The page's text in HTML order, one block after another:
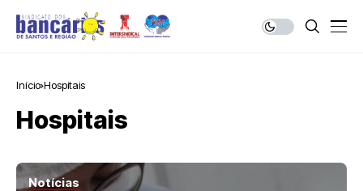
Início Hospitais
Hospitais
Notícias